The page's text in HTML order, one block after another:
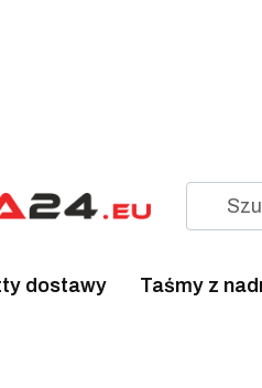
dostawy Taśmy z